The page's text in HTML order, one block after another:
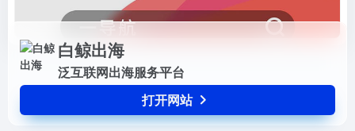
白鲸出海
泛互联网出海服务平台
打开网站